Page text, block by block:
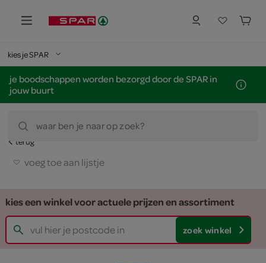
kies je SPAR
je boodschappen worden bezorgd door de SPAR in
jouw buurt
waar ben je naar op zoek?
terug
voeg toe aan lijstje
kies een winkel voor actuele prijzen en assortiment
zoek winkel